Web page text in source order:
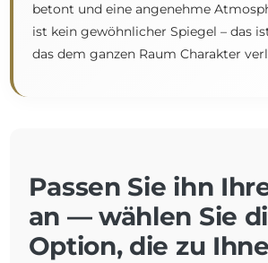
betont und eine angenehme
ist kein gewöhnlicher Spiegel – das
das dem ganzen Raum Charakter
Passen Sie ihn
an — wählen Sie
Option, die zu